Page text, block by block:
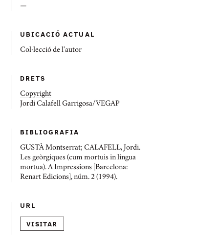
—
UBICACIÓ ACTUAL
Col·lecció de l'autor
DRETS
Copyright
Jordi Calafell Garrigosa/VEGAP
BIBLIOGRAFIA
GUSTÀ Montserrat; CALAFELL, Jordi.
Les geòrgiques (cum mortuis in lingua
mortua). A Impressions [Barcelona:
Renart Edicions], núm. 2 (1994).
URL
VISITAR